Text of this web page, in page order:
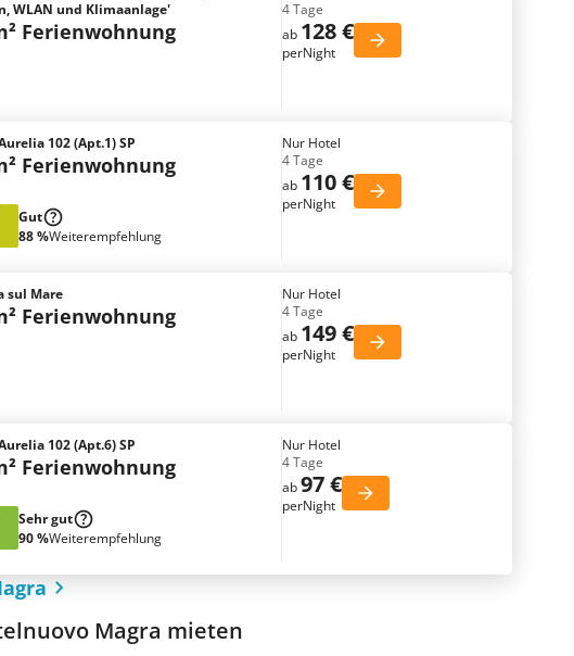
WLAN und Klimaanlage'
Ferienwohnung
4 Tage
ab 128 €
perNight
102 (Apt.1) SP
Ferienwohnung
Gut
88 %Weiterempfehlung
Nur Hotel
4 Tage
ab 110 €
perNight
sul Mare
Ferienwohnung
Nur Hotel
4 Tage
ab 149 €
perNight
102 (Apt.6) SP
Ferienwohnung
Sehr gut
90 %Weiterempfehlung
Nur Hotel
4 Tage
ab97 €
perNight
Magra mieten